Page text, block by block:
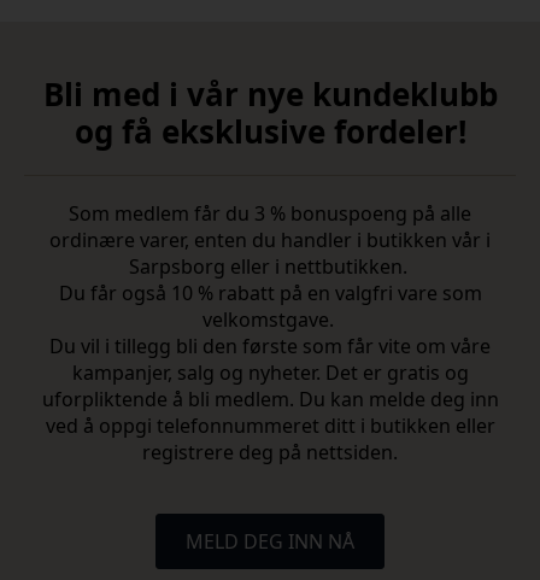
Bli med i vår nye kundeklubb
og få eksklusive fordeler!
Som medlem får du 3 % bonuspoeng på alle
ordinære varer, enten du handler i butikken vår i
Sarpsborg eller i nettbutikken.
Du får også 10 % rabatt på en valgfri vare som
velkomstgave.
Du vil i tillegg bli den første som får vite om våre
kampanjer, salg og nyheter. Det er gratis og
uforpliktende å bli medlem. Du kan melde deg inn
ved å oppgi telefonnummeret ditt i butikken eller
registrere deg på nettsiden.
MELD DEG INN NÅ